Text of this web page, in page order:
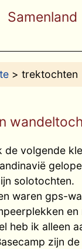
Samenland
> trektochten
de volgende
solotochten.
waren gps-
en
heb ik alleen
zijn